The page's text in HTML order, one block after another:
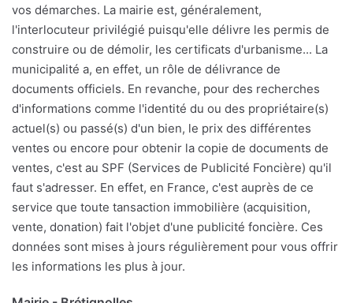
vos démarches. La mairie est, généralement,
l'interlocuteur privilégié puisqu'elle délivre les permis de
construire ou de démolir, les certificats d'urbanisme... La
municipalité a, en effet, un rôle de délivrance de
documents officiels. En revanche, pour des recherches
d'informations comme l'identité du ou des propriétaire(s)
actuel(s) ou passé(s) d'un bien, le prix des différentes
ventes ou encore pour obtenir la copie de documents de
ventes, c'est au SPF (Services de Publicité Foncière) qu'il
faut s'adresser. En effet, en France, c'est auprès de ce
service que toute tansaction immobilière (acquisition,
vente, donation) fait l'objet d'une publicité foncière. Ces
données sont mises à jours régulièrement pour vous offrir
les informations les plus à jour.